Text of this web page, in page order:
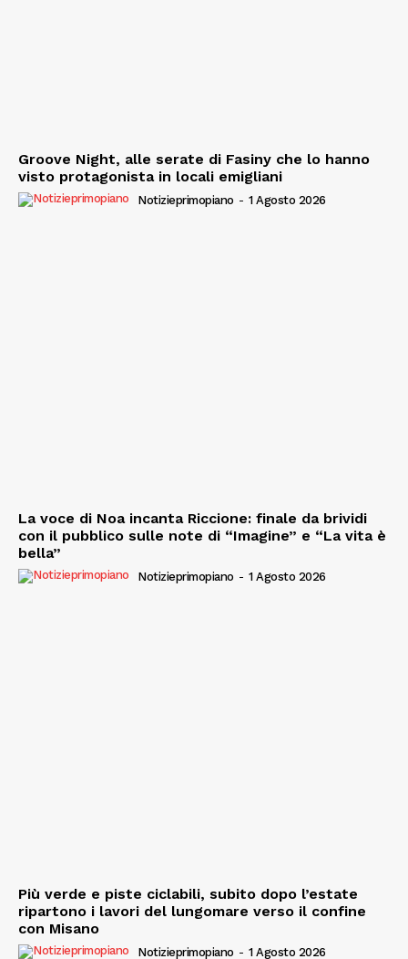
Groove Night, alle serate di Fasiny che lo hanno
visto protagonista in locali emigliani
Notizieprimopiano - 1 Agosto 2026
La voce di Noa incanta Riccione: finale da brividi
con il pubblico sulle note di “Imagine” e “La vita è
bella”
Notizieprimopiano - 1 Agosto 2026
Più verde e piste ciclabili, subito dopo l’estate
ripartono i lavori del lungomare verso il confine
con Misano
Notizieprimopiano - 1 Agosto 2026